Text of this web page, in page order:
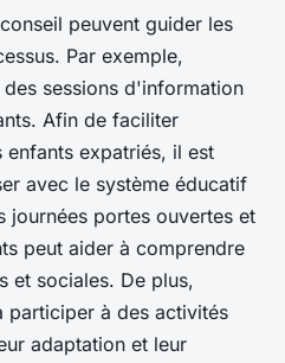
peuvent guider les
Par exemple,
sessions d'information
Afin de faciliter
expatriés, il est
avec le système éducatif
journées portes ouvertes et
peut aider à comprendre
et sociales. De plus,
participer à des activités
adaptation et leur